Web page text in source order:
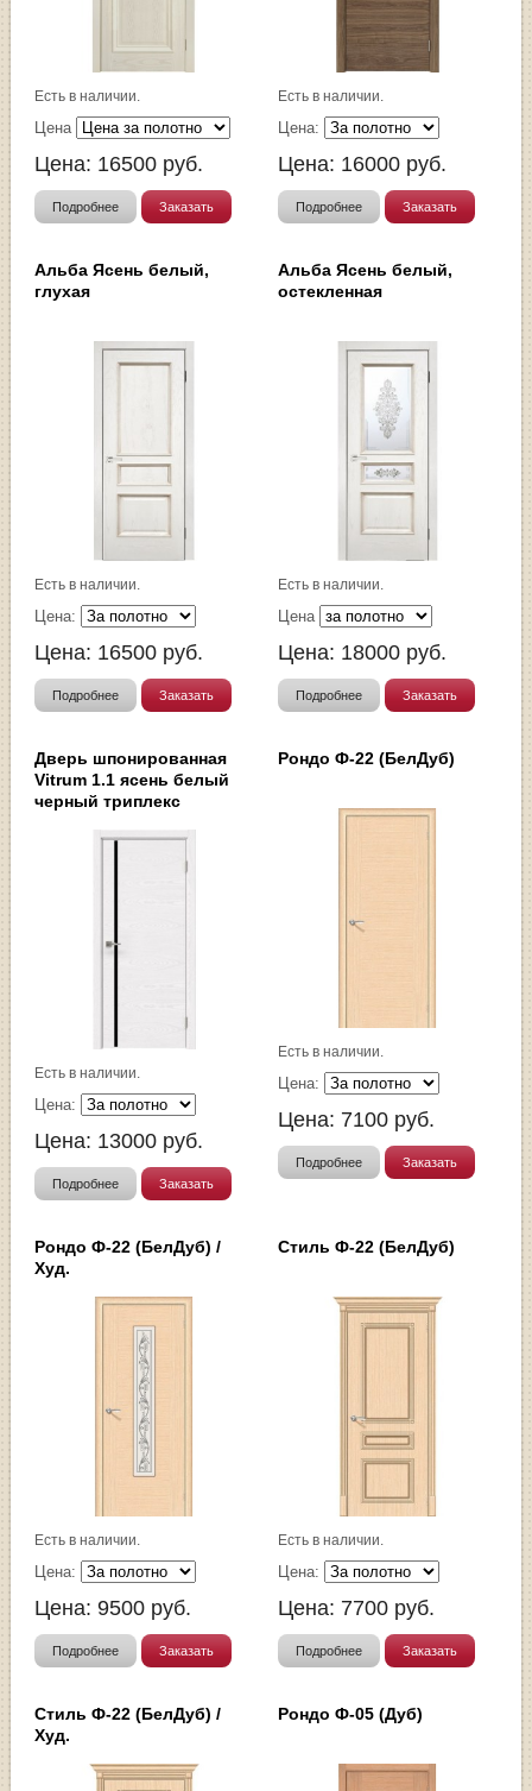
Есть в наличии.
Цена
Цена: 16500 руб.
Подробнее Заказать
Есть в наличии.
Цена:
Цена: 16000 руб.
Подробнее Заказать
Альба Ясень белый,
глухая
Есть в наличии.
Цена:
Цена: 16500 руб.
Подробнее Заказать
Альба Ясень белый,
остекленная
Есть в наличии.
Цена
Цена: 18000 руб.
Подробнее Заказать
Дверь шпонированная
Vitrum 1.1 ясень белый
черный триплекс
Есть в наличии.
Цена:
Цена: 13000 руб.
Подробнее Заказать
Рондо Ф-22 (БелДуб)
Есть в наличии.
Цена:
Цена: 7100 руб.
Подробнее Заказать
Рондо Ф-22 (БелДуб) /
Худ.
Есть в наличии.
Цена:
Цена:9500 руб.
Подробнее Заказать
Стиль Ф-22 (БелДуб)
Есть в наличии.
Цена:
Цена: 7700 руб.
Подробнее Заказать
Стиль Ф-22 (БелДуб) /
Худ.
Рондо Ф-05 (Дуб)